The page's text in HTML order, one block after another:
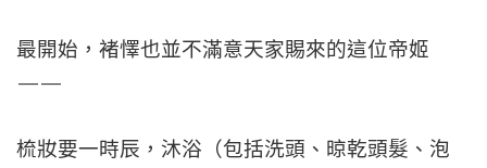
最開始，褚懌也並不滿意天家賜來的這位帝姬
——
梳妝要一時辰，沐浴（包括洗頭、晾乾頭髮、泡